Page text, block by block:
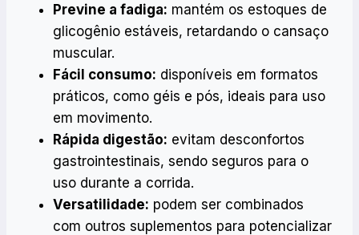
Previne a fadiga: mantém os estoques de
glicogênio estáveis, retardando o cansaço
muscular.
Fácil consumo: disponíveis em formatos
práticos, como géis e pós, ideais para uso
em movimento.
Rápida digestão: evitam desconfortos
gastrointestinais, sendo seguros para o
uso durante a corrida.
Versatilidade: podem ser combinados
com outros suplementos para potencializar